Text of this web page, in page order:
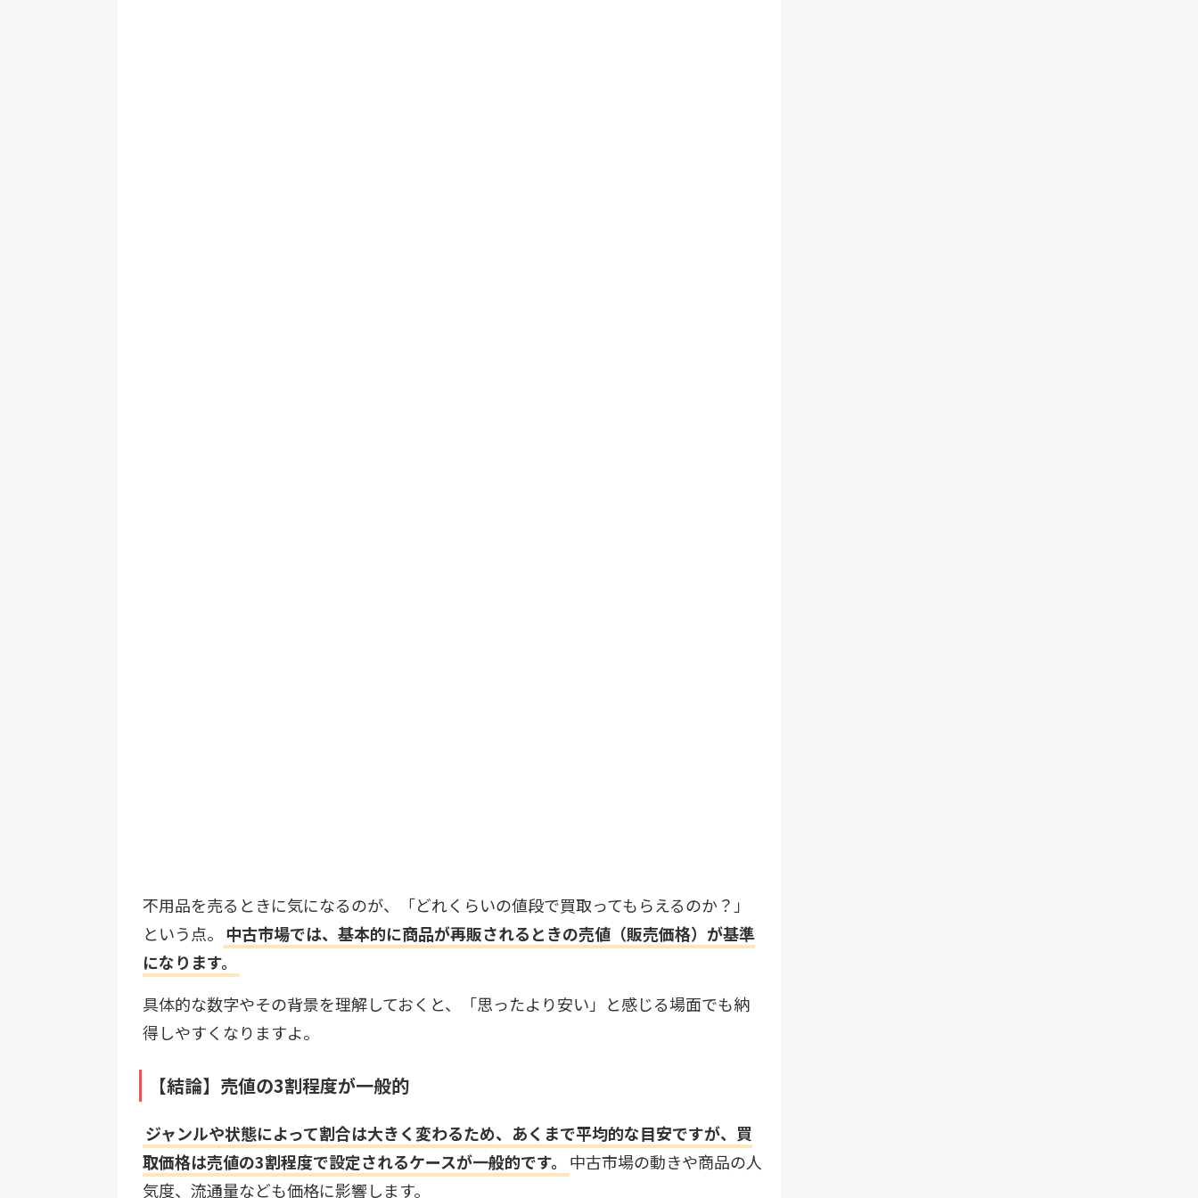
不用品を売るときに気になるのが、「どれくらいの値段で買取ってもらえるのか？」
という点。 中古市場では、基本的に商品が再販されるときの売値（販売価格）が基準
になります。
具体的な数字やその背景を理解しておくと、「思ったより安い」と感じる場面でも納
得しやすくなりますよ。
【結論】売値の3割程度が一般的
ジャンルや状態によって割合は大きく変わるため、あくまで平均的な目安ですが、買
取価格は売値の3割程度で設定されるケースが一般的です。 中古市場の動きや商品の人
気度、流通量なども価格に影響します。